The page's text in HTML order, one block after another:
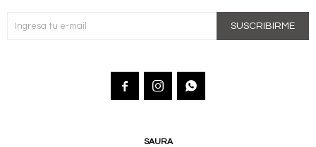
SAURA
SUSCRIBIRME
  